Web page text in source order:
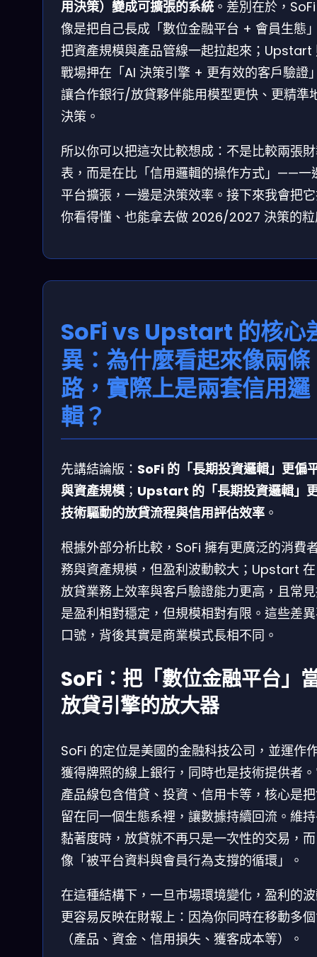
用決策）變成可擴張的系統 。差別在於，
像是把自己長成「數位金融平台 + 會員生態
把資產規模與產品管線一起拉起來；Upstart
戰場押在「AI 決策引擎 + 更有效的客戶驗證
讓合作銀行/放貸夥伴能用模型更快、更精準
決策。
所以你可以把這次比較想成：不是比較兩張
表，而是在比「信用邏輯的操作方式」——一
平台擴張，一邊是決策效率。接下來我會把
你看得懂、也能拿去做 2026/2027 決策的
SoFi vs Upstart 的核心
異：為什麼看起來像兩條
路，實際上是兩套信用邏
輯？
先講結論版： SoFi 的「長期投資邏輯」更偏
與資產規模 ； Upstart 的「長期投資邏輯」
技術驅動的放貸流程與信用評估效率 。
根據外部分析比較，SoFi 擁有更廣泛的消費
務與資產規模，但盈利波動較大；Upstart
放貸業務上效率與客戶驗證能力更高，且常
是盈利相對穩定，但規模相對有限。這些差
口號，背後其實是商業模式長相不同。
SoFi：把「數位金融平台」
放貸引擎的放大器
SoFi 的定位是美國的金融科技公司，並運作
獲得牌照的線上銀行，同時也是技術提供者
產品線包含借貸、投資、信用卡等，核心是
留在同一個生態系裡，讓數據持續回流。維
黏著度時，放貸就不再只是一次性的交易，
像「被平台資料與會員行為支撐的循環」。
在這種結構下，一旦市場環境變化，盈利的
更容易反映在財報上：因為你同時在移動多
（產品、資金、信用損失、獲客成本等）。